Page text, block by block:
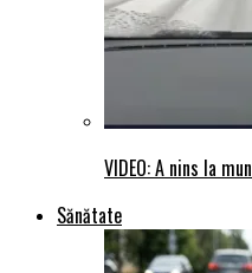
VIDEO: A nins la
Sănătate